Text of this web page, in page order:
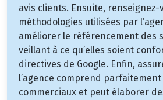
avis clients. Ensuite, renseignez-
méthodologies utilisées par
améliorer le référencement des
veillant à ce qu’elles soient
directives de Google. Enfin,
l’agence comprend
commerciaux et peut élaborer